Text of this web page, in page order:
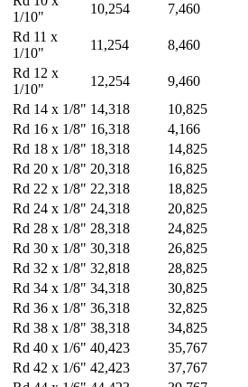
1/10"
10,254 7,460
Rd 11 x
1/10"
11,254 8,460
Rd 12 x
1/10"
12,254 9,460
Rd 14 x 1/8" 14,318 10,825
Rd 16 x 1/8" 16,318 4,166
Rd 18 x 1/8" 18,318 14,825
Rd 20 x 1/8" 20,318 16,825
Rd 22 x 1/8" 22,318 18,825
Rd 24 x 1/8" 24,318 20,825
Rd 28 x 1/8" 28,318 24,825
Rd 30 x 1/8" 30,318 26,825
Rd 32 x 1/8" 32,818 28,825
Rd 34 x 1/8" 34,318 30,825
Rd 36 x 1/8" 36,318 32,825
Rd 38 x 1/8" 38,318 34,825
Rd 40 x 1/6" 40,423 35,767
Rd 42 x 1/6" 42,423 37,767